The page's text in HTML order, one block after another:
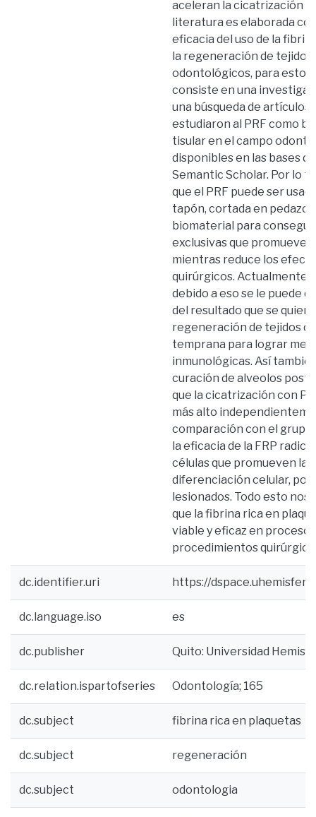
aceleran la cicatrización
literatura es elaborada
eficacia del uso de la
la regeneración de
odontológicos, para esto
consiste en una
una búsqueda de
estudiaron al PRF como
tisular en el campo
disponibles en las bases
Semantic Scholar. Por lo
que el PRF puede ser
tapón, cortada en
biomaterial para
exclusivas que
mientras reduce los
quirúrgicos. Actualmente,
debido a eso se le puede
del resultado que se
regeneración de tejidos
temprana para lograr
inmunológicas. Así
curación de alveolos post
que la cicatrización con
más alto
comparación con el
la eficacia de la FRP
células que promueven la
diferenciación celular,
lesionados. Todo esto
que la fibrina rica en
viable y eficaz en
procedimientos
dc.identifier.uri https://
dc.language.iso es
dc.publisher Quito: Universidad
dc.relation.ispartofseries Odontología; 165
dc.subject fibrina rica en plaquetas
dc.subject regeneración
dc.subject odontologia